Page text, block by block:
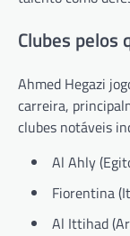
Clubes pelos
Ahmed Hegazi
carreira,
clubes notáveis
Al Ahly
Fiorentina
Al Ittihad